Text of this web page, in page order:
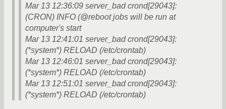
Mar 13 12:36:09 server_bad crond[29043]:
(CRON) INFO (@reboot jobs will be run at
computer's start
Mar 13 12:41:01 server_bad crond[29043]:
(*system*) RELOAD (/etc/crontab)
Mar 13 12:46:01 server_bad crond[29043]:
(*system*) RELOAD (/etc/crontab)
Mar 13 12:51:01 server_bad crond[29043]:
(*system*) RELOAD (/etc/crontab)